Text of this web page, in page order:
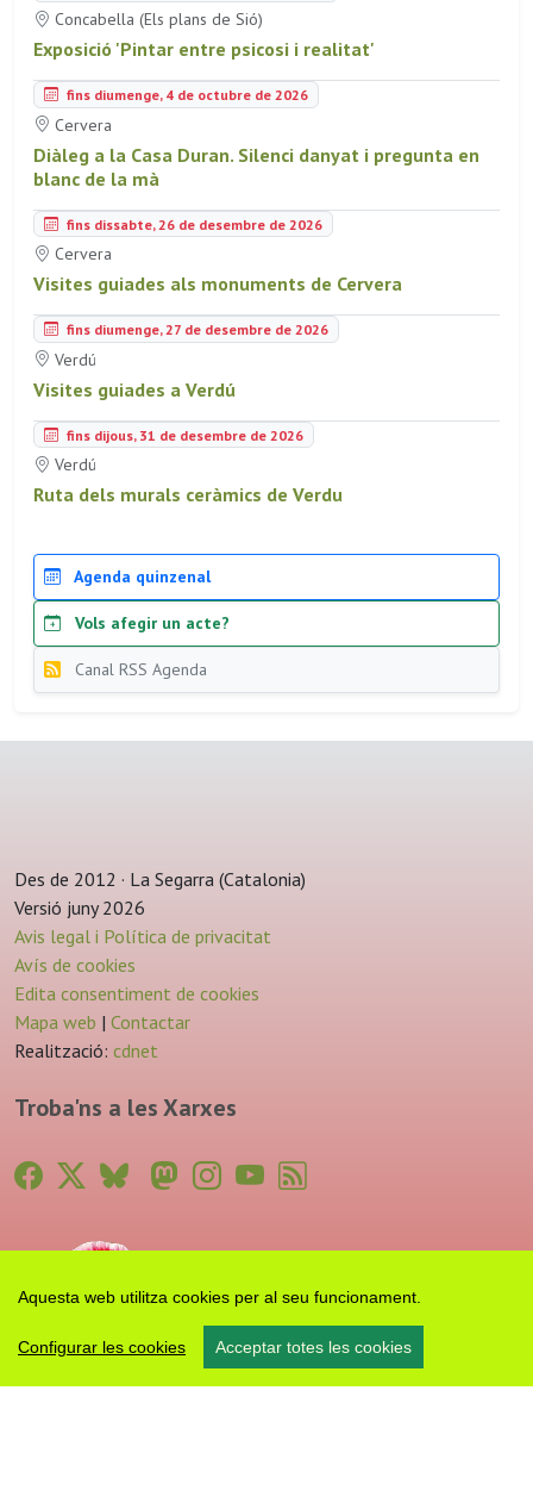
Aquesta web utilitza cookies per al seu funcionament.
Configurar les cookies Acceptar totes les cookies
Concabella (Els plans de Sió)
Exposició 'Pintar entre psicosi i realitat'
fins diumenge, 4 de octubre de 2026
Cervera
Diàleg a la Casa Duran. Silenci danyat i pregunta en
blanc de la mà
fins dissabte, 26 de desembre de 2026
Cervera
Visites guiades als monuments de Cervera
fins diumenge, 27 de desembre de 2026
Verdú
Visites guiades a Verdú
fins dijous, 31 de desembre de 2026
Verdú
Ruta dels murals ceràmics de Verdu
Agenda quinzenal
Vols afegir un acte?
Canal RSS Agenda
Des de 2012 · La Segarra (Catalonia)
Versió juny 2026
Avis legal i Política de privacitat
Avís de cookies
Edita consentiment de cookies
Mapa web | Contactar
Realització: cdnet
Troba'ns a les Xarxes